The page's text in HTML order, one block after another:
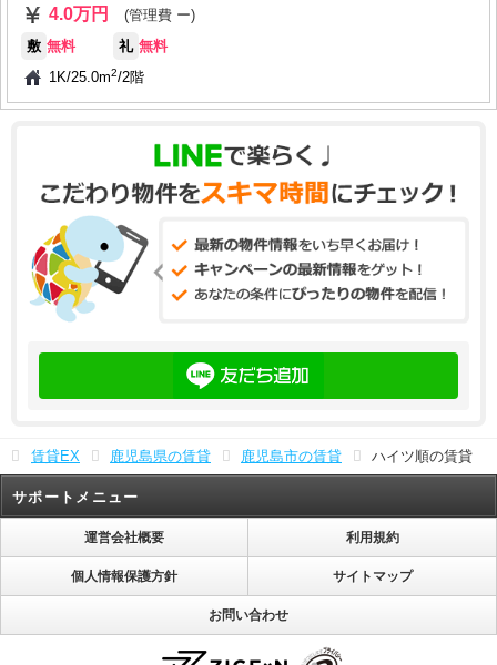
4.0万円
(管理費 ー)
敷 無料 礼 無料
1K/25.0m2/2階
賃貸EX 鹿児島県の賃貸 鹿児島市の賃貸 ハイツ順の賃貸
サポートメニュー
運営会社概要 利用規約
個人情報保護方針 サイトマップ
お問い合わせ